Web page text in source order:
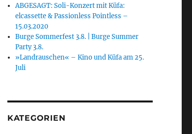
ABGESAGT: Soli-Konzert mit Küfa:
elcassette & Passionless Pointless –
15.03.2020
Burge Sommerfest 3.8. | Burge Summer
Party 3.8.
»Landrauschen« – Kino und Küfa am 25.
Juli
KATEGORIEN